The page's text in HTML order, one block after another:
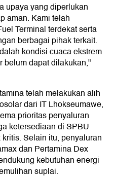
upaya yang diperlukan
aman. Kami telah
Terminal terdekat serta
berbagai pihak terkait.
kondisi cuaca ekstrem
belum dapat dilakukan,"
telah melakukan alih
dari IT Lhokseumawe,
prioritas penyaluran
ketersediaan di SPBU
Selain itu, penyaluran
dan Pertamina Dex
kebutuhan energi
suplai.